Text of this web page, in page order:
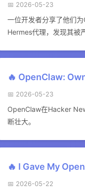
📅 2026-05-23
一位开发者分享了他们
Hermes代理，发现其被
🔥 OpenClaw:
📅 2026-05-23
OpenClaw在Hacker
断壮大。
🔥 I Gave My
📅 2026-05-22